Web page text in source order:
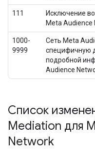
111
Исключение
Meta Audience
1000-
9999
Сеть Meta
специфичную
подробной
Audience
Список
Mediation для
Network